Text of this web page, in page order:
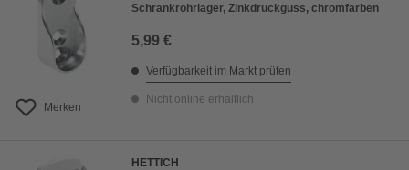
Merken
Schrankrohrlager, Zinkdruckguss, chromfarben
5,99 €
Verfügbarkeit im Markt prüfen
Nicht online erhältlich
HETTICH